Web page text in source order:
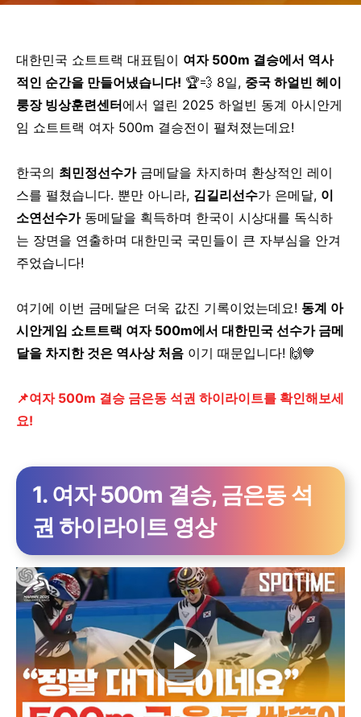
대한민국 쇼트트랙 대표팀이 여자 500m 결승에서 역사
적인 순간을 만들어냈습니다! 🏆💨 8일, 중국 하얼빈 헤이
룽장 빙상훈련센터에서 열린 2025 하얼빈 동계 아시안게
임 쇼트트랙 여자 500m 결승전이 펼쳐졌는데요!
한국의 최민정선수가금메달을 차지하며 환상적인 레이
스를 펼쳤습니다. 뿐만 아니라, 김길리선수가 은메달, 이
소연선수가동메달을 획득하며 한국이 시상대를 독식하
는 장면을 연출하며 대한민국 국민들이 큰 자부심을 안겨
주었습니다!
여기에 이번 금메달은 더욱 값진 기록이었는데요! 동계 아
시안게임 쇼트트랙 여자 500m에서 대한민국 선수가 금메
달을 차지한 것은 역사상 처음 이기 때문입니다! 🙌💙
📌여자 500m 결승 금은동 석권 하이라이트를 확인해보세
요!
1. 여자 500m 결승, 금은동 석
권 하이라이트 영상